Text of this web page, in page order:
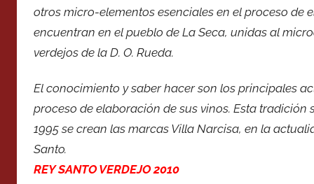
otros micro-elementos esenciales en el proceso de
encuentran en el pueblo de La Seca, unidas al
verdejos de la D. O. Rueda.
El conocimiento y saber hacer son los principales
proceso de elaboración de sus vinos. Esta
1995 se crean las marcas Villa Narcisa, en la
Santo.
REY SANTO VERDEJO 2010